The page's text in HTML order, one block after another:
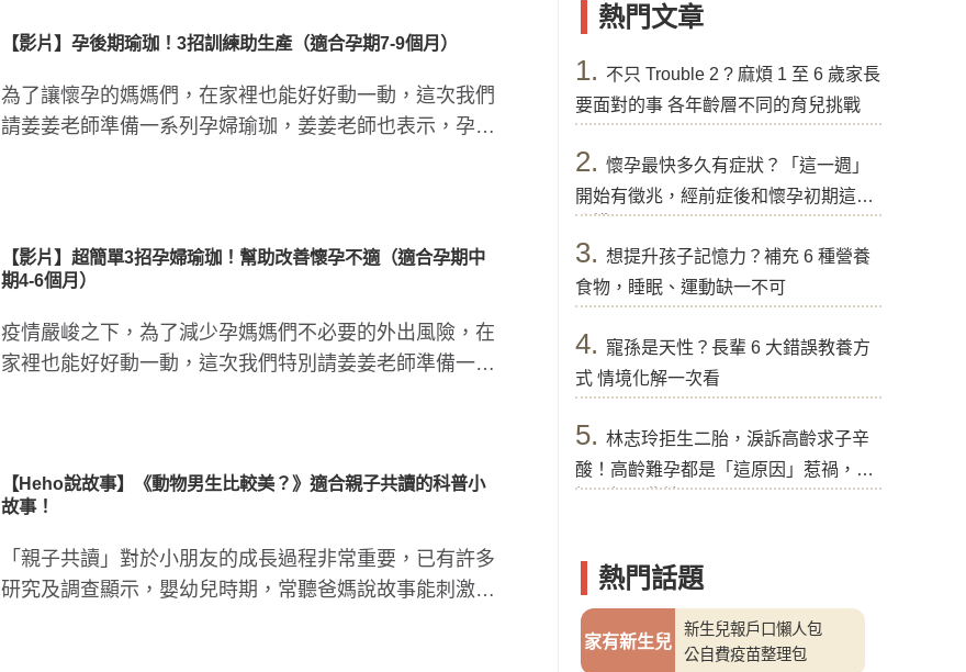
【影片】孕後期瑜珈！3招訓練助生產（適合孕期7-9個月）
為了讓懷孕的媽媽們，在家裡也能好好動一動，這次我們
請姜姜老師準備一系列孕婦瑜珈，姜姜老師也表示，孕期
【影片】超簡單3招孕婦瑜珈！幫助改善懷孕不適（適合孕期中
期4-6個月）
疫情嚴峻之下，為了減少孕媽媽們不必要的外出風險，在
家裡也能好好動一動，這次我們特別請姜姜老師準備一系
【Heho說故事】《動物男生比較美？》適合親子共讀的科普小
故事！
「親子共讀」對於小朋友的成長過程非常重要，已有許多
研究及調查顯示，嬰幼兒時期，常聽爸媽說故事能刺激腦
熱門文章
1. 不只 Trouble 2 ? 麻煩 1 至 6 歲家長
要面對的事 各年齡層不同的育兒挑戰
2. 懷孕最快多久有症狀？「這一週」
開始有徵兆，經前症後和懷孕初期這樣
分辨
3. 想提升孩子記憶力？補充 6 種營養
食物，睡眠、運動缺一不可
4. 寵孫是天性？長輩 6 大錯誤教養方
式 情境化解一次看
5. 林志玲拒生二胎，淚訴高齡求子辛
酸！高齡難孕都是「這原因」惹禍，醫
提醒好孕秘訣
熱門話題
家有新生兒
新生兒報戶口懶人包
公自費疫苗整理包